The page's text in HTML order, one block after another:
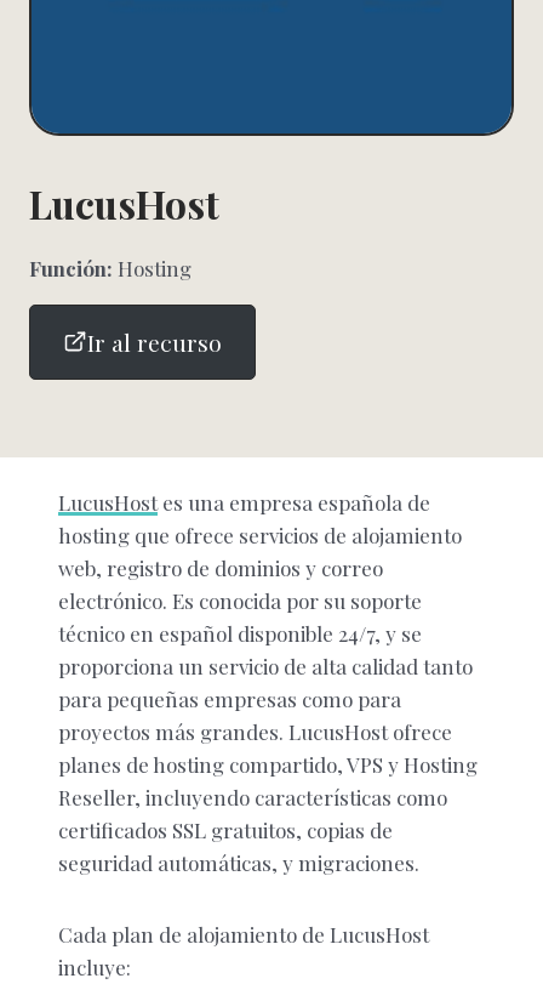
LucusHost
Función: Hosting
Ir al recurso
LucusHostes una empresa española de
hosting que ofrece servicios de alojamiento
web, registro de dominios y correo
electrónico. Es conocida por su soporte
técnico en español disponible 24/7, y se
proporciona un servicio de alta calidad tanto
para pequeñas empresas como para
proyectos más grandes. LucusHost ofrece
planes de hosting compartido, VPS y Hosting
Reseller, incluyendo características como
certificados SSL gratuitos, copias de
seguridad automáticas, y migraciones.
Cada plan de alojamiento de LucusHost
incluye: